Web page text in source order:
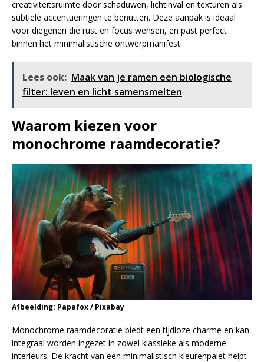
creativiteitsruimte door schaduwen, lichtinval en texturen als
subtiele accentueringen te benutten. Deze aanpak is ideaal
voor diegenen die rust en focus wensen, en past perfect
binnen het minimalistische ontwerpmanifest.
Lees ook: Maak van je ramen een biologische
filter: leven en licht samensmelten
Waarom kiezen voor
monochrome raamdecoratie?
Afbeelding: Papafox / Pixabay
Monochrome raamdecoratie biedt een tijdloze charme en kan
integraal worden ingezet in zowel klassieke als moderne
interieurs. De kracht van een minimalistisch kleurenpalet helpt